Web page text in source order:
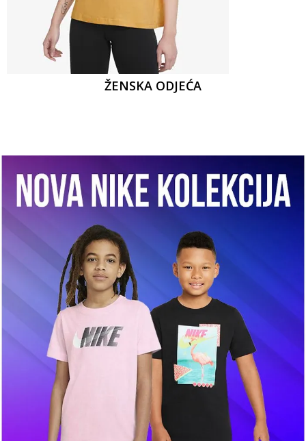
ŽENSKA ODJEĆA